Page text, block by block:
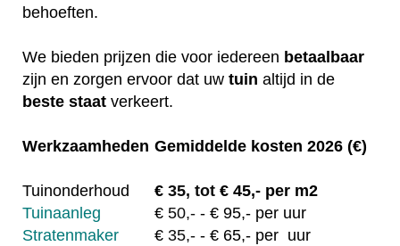
behoeften.
We bieden prijzen die voor iedereen betaalbaar
zijn en zorgen ervoor dat uw tuin altijd in de
beste staat verkeert.
Werkzaamheden Gemiddelde kosten 2026 (€)
Tuinonderhoud € 35, tot € 45,- per m2
Tuinaanleg
€ 50,- - € 95,- per uur
Stratenmaker
€ 35,- - € 65,- per uur